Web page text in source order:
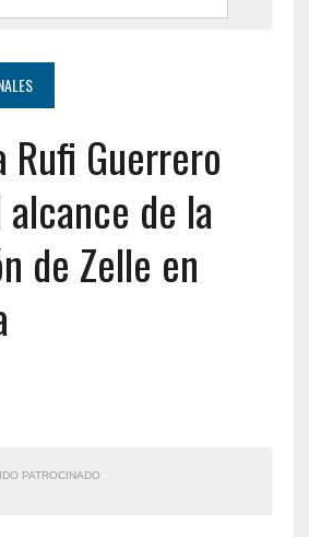
Rufi Guerrero
de la
de Zelle en
PATROCINADO